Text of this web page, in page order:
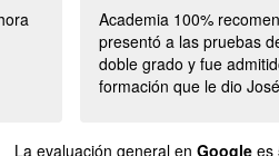
Academia 100%
presentó a las pruebas
doble grado y fue
formación que le dio
La evaluación general en Googlees